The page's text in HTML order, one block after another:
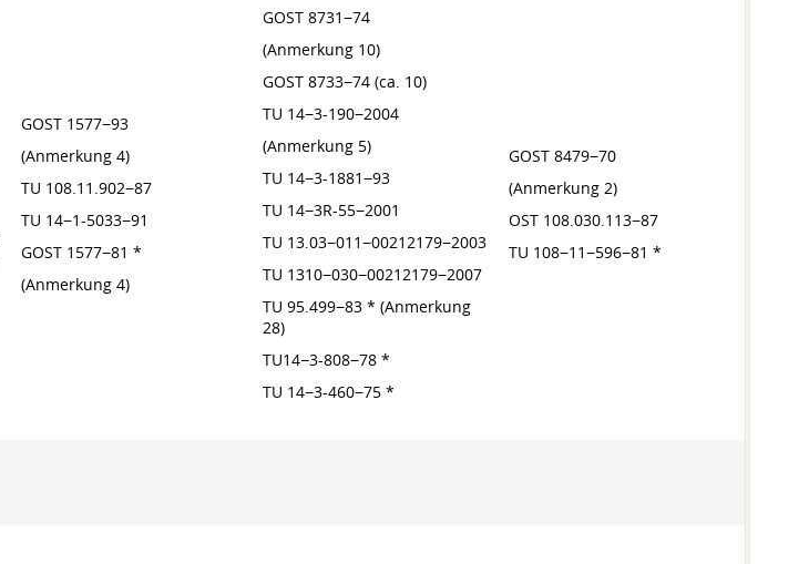
GOST 1577−93
(Anmerkung 4)
TU 108.11.902−87
TU 14−1-5033−91
GOST 1577−81 *
(Anmerkung 4)
GOST 8731−74
(Anmerkung 10)
GOST 8733−74 (ca. 10)
TU 14−3-190−2004
(Anmerkung 5)
TU 14−3-1881−93
TU 14−3R-55−2001
TU 13.03−011−00212179−2003
TU 1310−030−00212179−2007
TU 95.499−83 * (Anmerkung
28)
TU14−3-808−78 *
TU 14−3-460−75 *
GOST 8479−70
(Anmerkung 2)
OST 108.030.113−87
TU 108−11−596−81 *